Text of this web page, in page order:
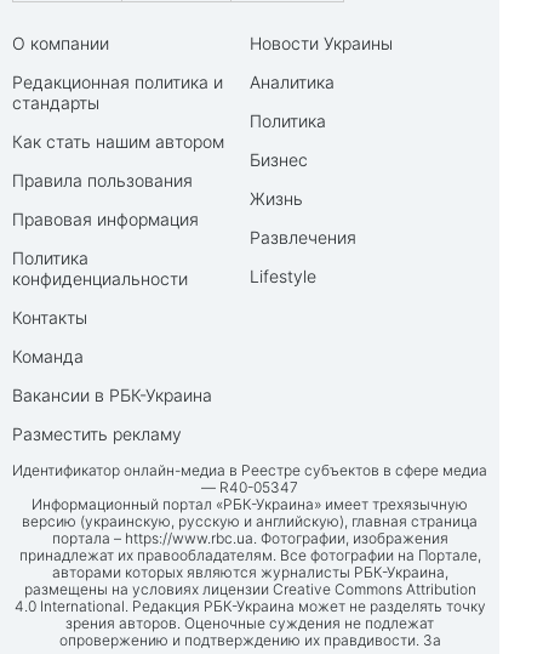
О компании
Редакционная политика и
стандарты
Как стать нашим автором
Правила пользования
Правовая информация
Политика
конфиденциальности
Контакты
Команда
Вакансии в РБК-Украина
Разместить рекламу
Новости Украины
Аналитика
Политика
Бизнес
Жизнь
Развлечения
Lifestyle
Идентификатор онлайн-медиа в Реестре субъектов в сфере медиа
— R40-05347
Информационный портал «РБК-Украина» имеет трехязычную
версию (украинскую, русскую и английскую), главная страница
портала – https://www.rbc.ua. Фотографии, изображения
принадлежат их правообладателям. Все фотографии на Портале,
авторами которых являются журналисты РБК-Украина,
размещены на условиях лицензии Creative Commons Attribution
4.0 International. Редакция РБК-Украина может не разделять точку
зрения авторов. Оценочные суждения не подлежат
опровержению и подтверждению их правдивости. За